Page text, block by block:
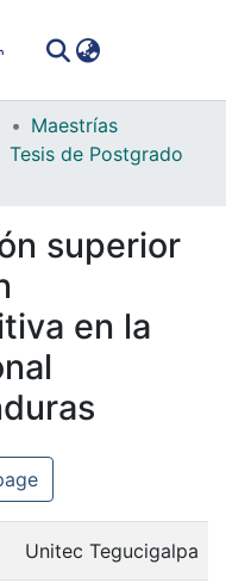
Maestrías
Tesis de Postgrado
superior
en la
Unitec Tegucigalpa